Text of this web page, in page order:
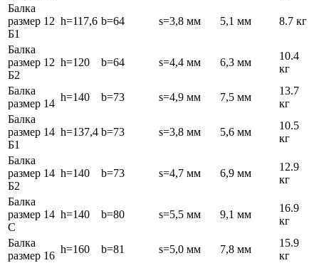
Балка
размер 12
Б1
h=117,6 b=64 s=3,8 мм 5,1 мм 8.7 кг
Балка
размер 12
Б2
h=120 b=64 s=4,4 мм 6,3 мм
10.4
кг
Балка
размер 14
h=140 b=73 s=4,9 мм 7,5 мм
13.7
кг
Балка
размер 14
Б1
h=137,4 b=73 s=3,8 мм 5,6 мм
10.5
кг
Балка
размер 14
Б2
h=140 b=73 s=4,7 мм 6,9 мм
12.9
кг
Балка
размер 14
С
h=140 b=80 s=5,5 мм 9,1 мм
16.9
кг
Балка
размер 16
h=160 b=81 s=5,0 мм 7,8 мм
15.9
кг